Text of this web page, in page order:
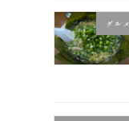
グルメ